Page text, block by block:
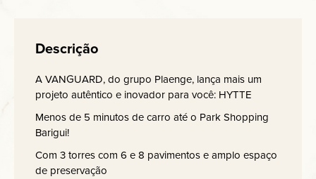
Descrição
A VANGUARD, do grupo Plaenge, lança mais um
projeto autêntico e inovador para você: HYTTE
Menos de 5 minutos de carro até o Park Shopping
Barigui!
Com 3 torres com 6 e 8 pavimentos e amplo espaço
de preservação